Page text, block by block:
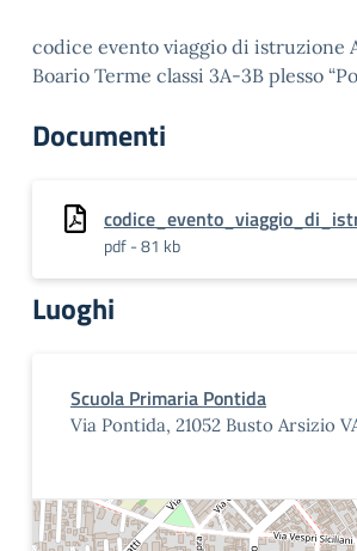
codice evento viaggio di istruzione
Boario Terme classi 3A-3B plesso
Documenti
pdf - 81 kb
Luoghi
Scuola Primaria Pontida
Via Pontida, 21052 Busto Arsizio